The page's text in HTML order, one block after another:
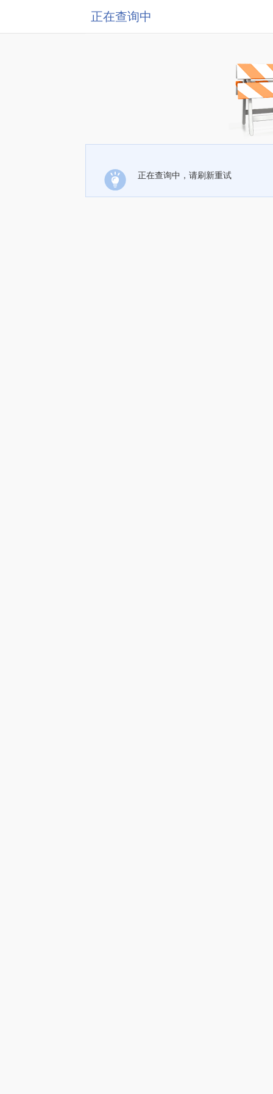
正在查询中
正在查询中，请刷新重试